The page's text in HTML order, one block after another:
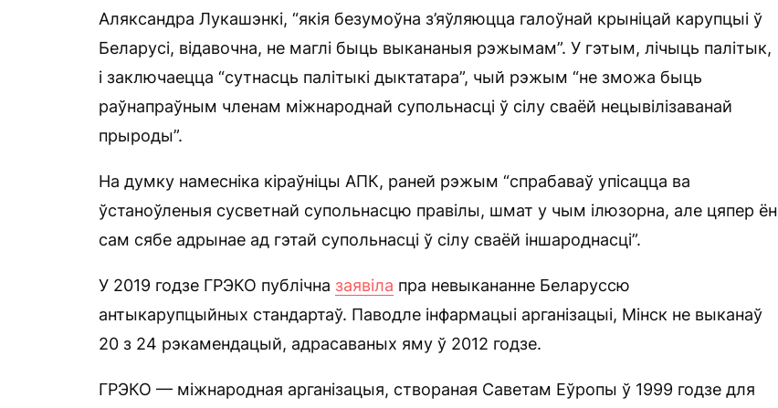
Аляксандра Лукашэнкі, “якія безумоўна з’яўляюцца галоўнай крыніцай карупцыі ў
Беларусі, відавочна, не маглі быць выкананыя рэжымам”. У гэтым, лічыць палітык,
і заключаецца “сутнасць палітыкі дыктатара”, чый рэжым “не зможа быць
раўнапраўным членам міжнароднай супольнасці ў сілу сваёй нецывілізаванай
прыроды”.
На думку намесніка кіраўніцы АПК, раней рэжым “спрабаваў упісацца ва
ўстаноўленыя сусветнай супольнасцю правілы, шмат у чым ілюзорна, але цяпер ён
сам сябе адрынае ад гэтай супольнасці ў сілу сваёй іншароднасці”.
У 2019 годзе ГРЭКО публічна заявіла пра невыкананне Беларуссю
антыкарупцыйных стандартаў. Паводле інфармацыі арганізацыі, Мінск не выканаў
20 з 24 рэкамендацый, адрасаваных яму ў 2012 годзе.
ГРЭКО — міжнародная арганізацыя, створаная Саветам Еўропы ў 1999 годзе для